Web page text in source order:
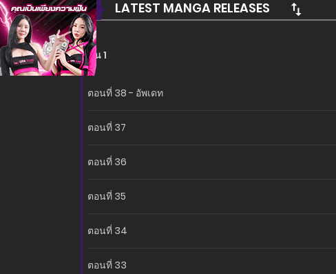
LATEST MANGA RELEASES
ซีซั่น 1
ตอนที่ 38 - อัพเดท
ตอนที่ 37
ตอนที่ 36
ตอนที่ 35
ตอนที่ 34
ตอนที่ 33